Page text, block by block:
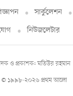
সার্কুলেশন
নিউজলেটার
© ১৯৯৮-২০২৬ প্রথম আলো
ও প্রকাশক: মতিউর রহমান